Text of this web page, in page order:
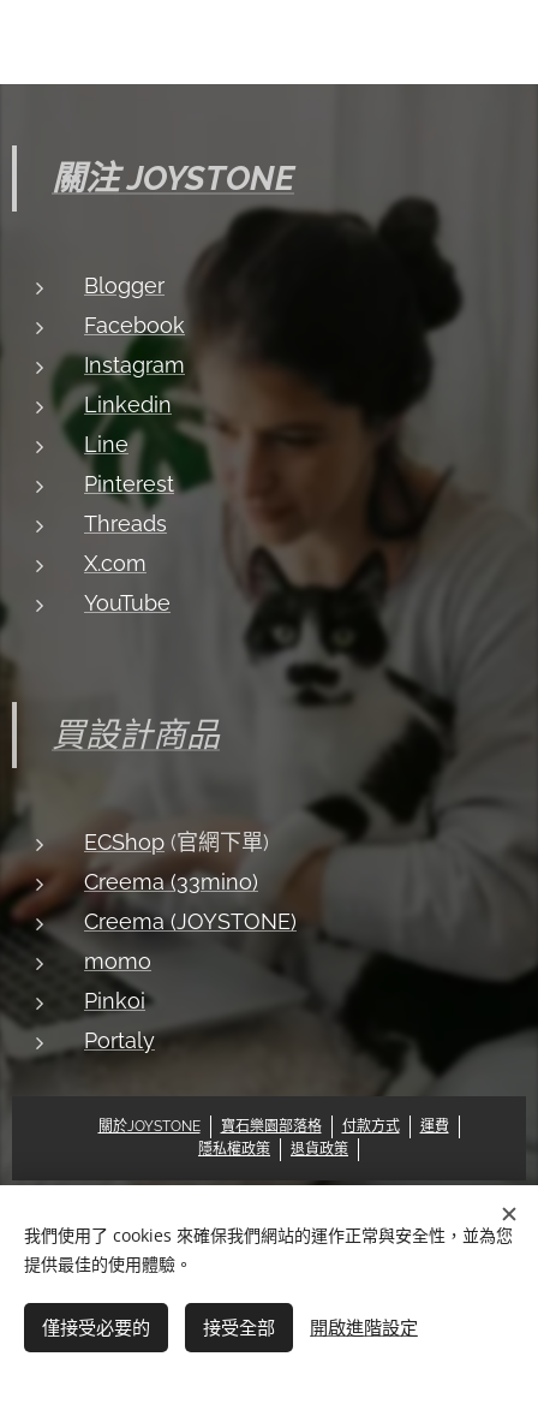
關注 JOYSTONE
Blogger
Facebook
Instagram
Linkedin
Line
Pinterest
Threads
X.com
YouTube
買設計商品
ECShop (官網下單)
Creema (33mino)
Creema (JOYSTONE)
momo
Pinkoi
Portaly
關於JOYSTONE 寶石樂園部落格 付款方式
運費
隱私權政策
退貨政策
© 2018 Pat & Mary Works Ltd. All rights reserved.
語言
中文 (繁體)
English
我們使用了 cookies 來確保我們網站的運作正常與安全性，並為您
提供最佳的使用體驗。
僅接受必要的 接受全部 開啟進階設定